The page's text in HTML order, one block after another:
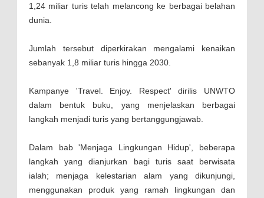
1,24 miliar turis telah melancong ke berbagai belahan
dunia.
Jumlah tersebut diperkirakan mengalami kenaikan
sebanyak 1,8 miliar turis hingga 2030.
Kampanye 'Travel. Enjoy. Respect' dirilis UNWTO
dalam bentuk buku, yang menjelaskan berbagai
langkah menjadi turis yang bertanggungjawab.
Dalam bab 'Menjaga Lingkungan Hidup', beberapa
langkah yang dianjurkan bagi turis saat berwisata
ialah; menjaga kelestarian alam yang dikunjungi,
menggunakan produk yang ramah lingkungan dan